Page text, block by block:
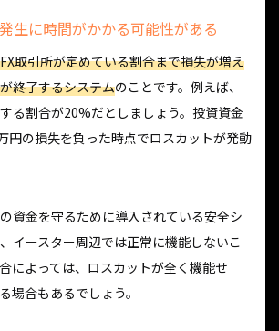
生に時間がかかる可能性がある
FX取引所が定めている割合まで損失が増え
終了するシステムのことです。例えば、
る割合が20%だとしましょう。投資資金
円の損失を負った時点でロスカットが発動
資金を守るために導入されている安全シ
イースター周辺では正常に機能しないこ
によっては、ロスカットが全く機能せ
場合もあるでしょう。